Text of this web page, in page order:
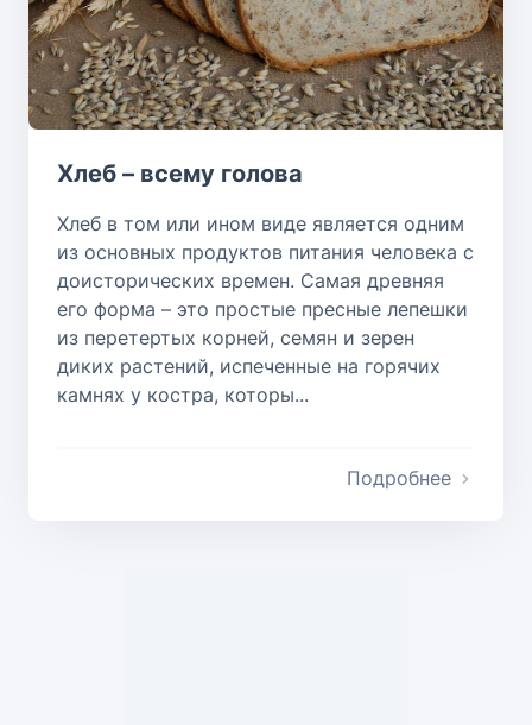
Хлеб – всему голова
Хлеб в том или ином виде является одним
из основных продуктов питания человека с
доисторических времен. Самая древняя
его форма – это простые пресные лепешки
из перетертых корней, семян и зерен
диких растений, испеченные на горячих
камнях у костра, которы...
Подробнее